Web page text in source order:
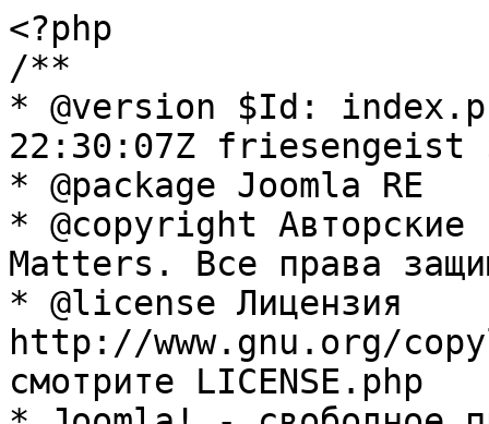
<?php
/**
* @version $Id:
22:30:07Z friesengeist
* @package Joomla RE
* @copyright Авторские
Matters. Все права
* @license Лицензия
http://www.gnu.org/
смотрите LICENSE.php